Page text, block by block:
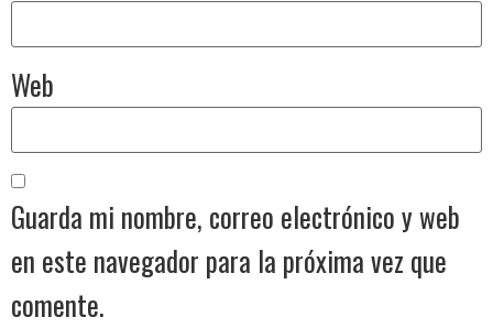
Web
Guarda mi nombre, correo electrónico y web
en este navegador para la próxima vez que
comente.